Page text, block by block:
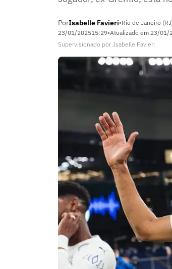
PorIsabelle Favieri•Rio de Janeiro
23/01/202515:29•Atualizado em 23/01/
Supervisionado por Isabelle Favieri